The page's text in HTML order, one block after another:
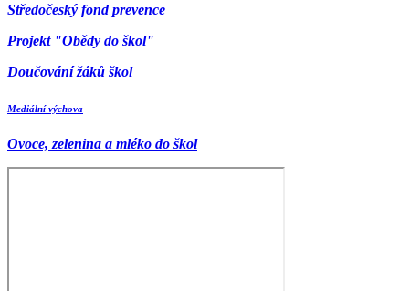
Středočeský fond prevence
Projekt "Obědy do škol"
Doučování žáků škol
Mediální výchova
Ovoce, zelenina a mléko do škol